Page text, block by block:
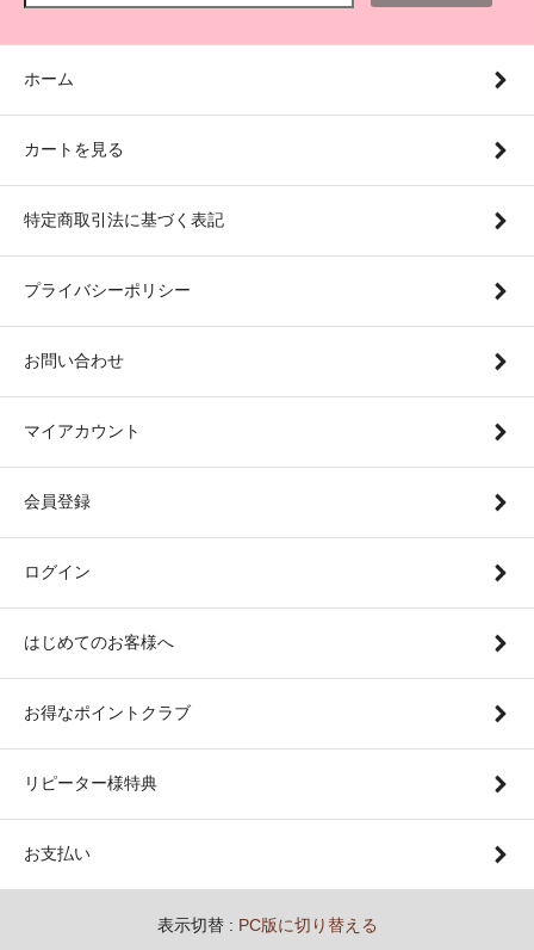
ホーム
カートを見る
特定商取引法に基づく表記
プライバシーポリシー
お問い合わせ
マイアカウント
会員登録
ログイン
はじめてのお客様へ
お得なポイントクラブ
リピーター様特典
お支払い
表示切替 : PC版に切り替える